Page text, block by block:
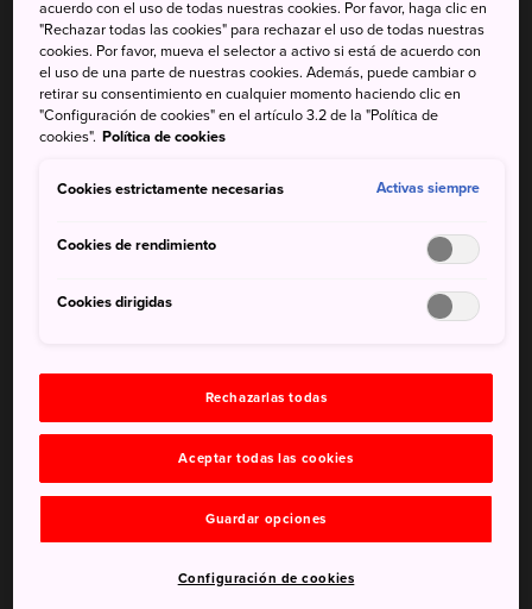
Kusama
La ciudad castillo deMatsumoto
es el lugar de
nacimiento de Yayoi Kusama, una artista contemporánea
lunares. Sus obras son las más cotizadas de todas las
hay una de las colecciones más impresionantes de obras
No hace falta entrada para acceder a la tienda del
museo
También se exhiben obras de otros talentosos artistas
acuerdo con el uso de todas nuestras cookies. Por favor, haga clic en
"Rechazar todas las cookies" para rechazar el uso de todas nuestras
cookies. Por favor, mueva el selector a activo si está de acuerdo con
el uso de una parte de nuestras cookies. Además, puede cambiar o
retirar su consentimiento en cualquier momento haciendo clic en
"Configuración de cookies" en el artículo 3.2 de la "Política de
cookies". Política de cookies
Cookies estrictamente necesarias Activas siempre
Cookies de rendimiento
Cookies dirigidas
Rechazarlas todas
Aceptar todas las cookies
Guardar opciones
Configuración de cookies